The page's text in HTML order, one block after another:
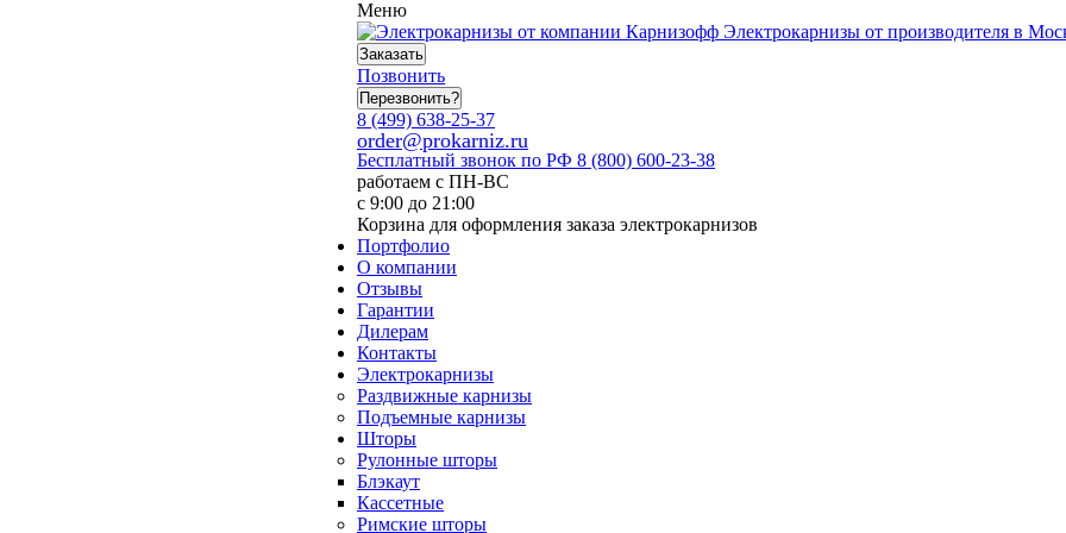
Меню
Электрокарнизы от производителя в
Заказать
Позвонить
Перезвонить?
8 (499) 638-25-37
order@prokarniz.ru
Бесплатный звонок по РФ 8 (800) 600-23-38
работаем с ПН-ВС
с 9:00 до 21:00
Корзина для оформления заказа электрокарнизов
Портфолио
О компании
Отзывы
Гарантии
Дилерам
Контакты
Электрокарнизы
Раздвижные карнизы
Подъемные карнизы
Шторы
Рулонные шторы
Блэкаут
Кассетные
Римские шторы